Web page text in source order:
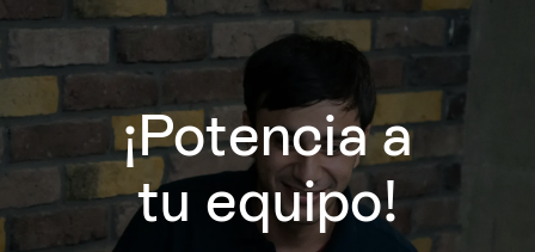
¡Potencia a
tu equipo!